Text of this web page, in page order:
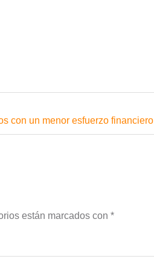
con un menor esfuerzo financiero
están marcados con *